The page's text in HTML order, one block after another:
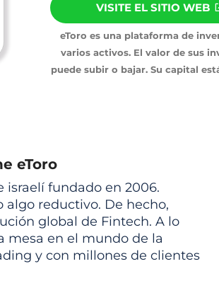
VISITE EL SITIO WEB
eToro es una plataforma de
varios activos. El valor de sus
puede subir o bajar. Su capital
eToro
israelí fundado en 2006.
reductivo. De hecho,
global de Fintech. A lo
mesa en el mundo de la
y con millones de clientes